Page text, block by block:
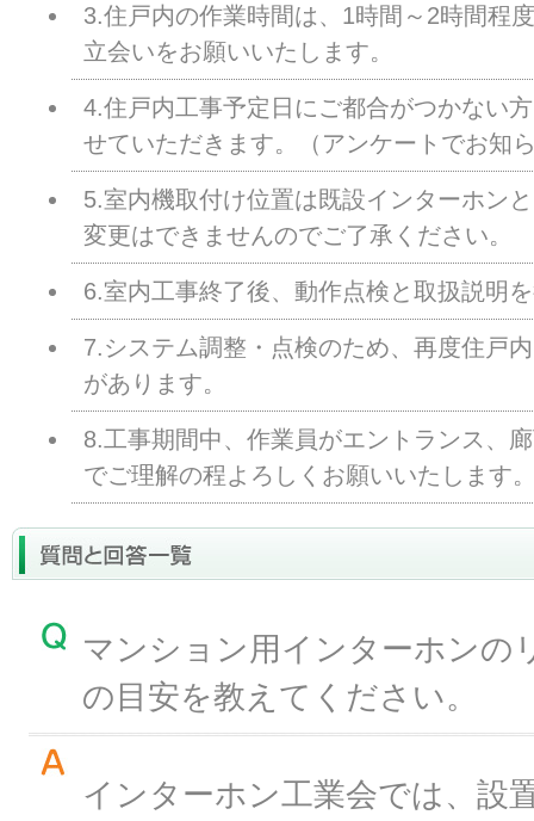
3.住戸内の作業時間は、1時間～2時間程
立会いをお願いいたします。
4.住戸内工事予定日にご都合がつかない
せていただきます。（アンケートでお知
5.室内機取付け位置は既設インターホン
変更はできませんのでご了承ください。
6.室内工事終了後、動作点検と取扱説明
7.システム調整・点検のため、再度住戸
があります。
8.工事期間中、作業員がエントランス、
でご理解の程よろしくお願いいたします
マンション用インターホンの
の目安を教えてください。
インターホン工業会では、設